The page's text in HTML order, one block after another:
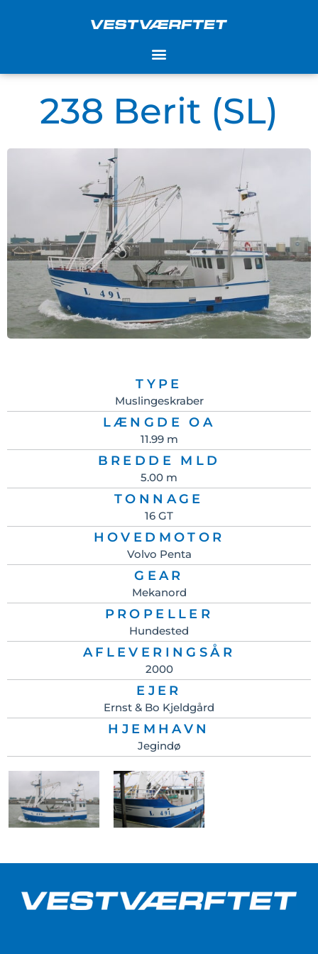
238 Berit (SL)
TYPE
Muslingeskraber
LÆNGDE OA
11.99 m
BREDDE MLD
5.00 m
TONNAGE
16 GT
HOVEDMOTOR
Volvo Penta
GEAR
Mekanord
PROPELLER
Hundested
AFLEVERINGSÅR
2000
EJER
Ernst & Bo Kjeldgård
HJEMHAVN
Jegindø